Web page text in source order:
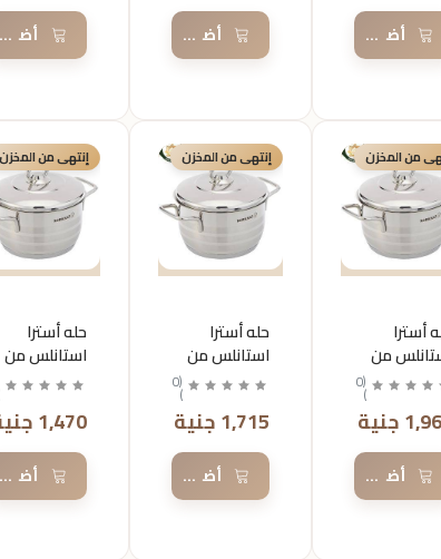
أضف إلى السلة أضف إلى السلة أضف
من المخزن
أسترا
من
22
(
0
)
جنية
أضف إلى السلة
إنتهى من المخزن
حله أسترا
استانلس من
كركوماز
مقاس 20
(
0
)
1,715 جنية
أضف إلى السلة
إنتهى من المخزن
حله أسترا
استانلس من
كركوماز
مقاس 18
1,470 جنية
أضف